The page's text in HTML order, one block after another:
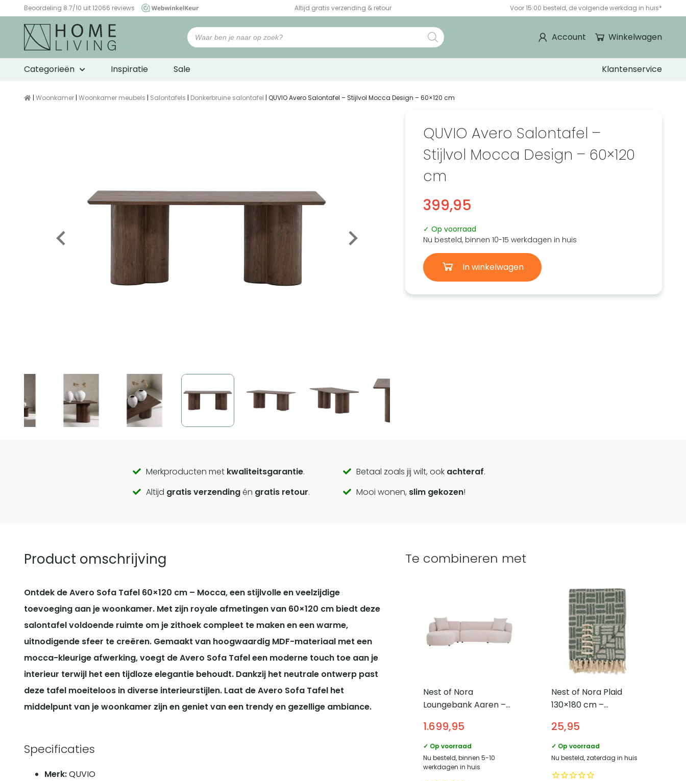
Beoordeling 8.7/10 uit 12066 reviews
WebwinkelKeur
Altijd gratis verzending & retour Voor 15:00 besteld, de volgende werkdag in huis*
Winkelwagen
Account
Categorieën Inspiratie Sale Klantenservice
| Woonkamer | Woonkamer meubels | Salontafels | Donkerbruine salontafel | QUVIO Avero Salontafel – Stijlvol Mocca Design – 60×120 cm
QUVIO Avero Salontafel –
Stijlvol Mocca Design – 60×120
cm
399,95
✓ Op voorraad
Nu besteld, binnen 10-15 werkdagen in huis
In winkelwagen
Call
to
Merkproducten met kwaliteitsgarantie. Betaal zoals jij wilt, ook achteraf.
Altijd gratis verzendingén gratis retour. Mooi wonen, slim gekozen!
Product omschrijving
Ontdek de Avero Sofa Tafel 60×120 cm – Mocca, een stijlvolle en veelzijdige
toevoeging aan je woonkamer. Met zijn royale afmetingen van 60×120 cm biedt deze
salontafel voldoende ruimte om je zithoek compleet te maken en een warme,
uitnodigende sfeer te creëren. Gemaakt van hoogwaardig MDF-materiaal met een
mocca-kleurige afwerking, voegt de Avero Sofa Tafel een moderne touch toe aan je
interieur terwijl het een tijdloze elegantie behoudt. Dankzij het neutrale ontwerp past
deze tafel moeiteloos in diverse interieurstijlen. Laat de Avero Sofa Tafel het
middelpunt van je woonkamer zijn en geniet van een trendy en gezellige ambiance.
Specificaties
Merk:QUVIO
Te combineren met
Nest of Nora
Loungebank Aaren –
Natural
1.699,95
✓ Op voorraad
Nu besteld, binnen 5-10
werkdagen in huis
Nest of Nora Plaid
130×180 cm –
25,95
✓ Op voorraad
Nu besteld, zaterdag in huis